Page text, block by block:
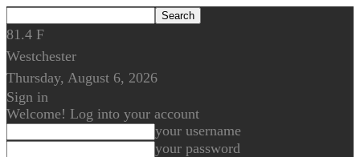
81.4 F
Westchester
Thursday, August 6, 2026
Sign in
Welcome! Log into your account
your username
your password